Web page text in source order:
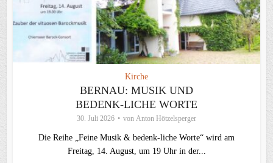
Kirche
BERNAU: MUSIK UND
BEDENK-LICHE WORTE
30. Juli 2026 von Anton Hötzelsperger
Die Reihe „Feine Musik & bedenk-liche Worte“ wird am
Freitag, 14. August, um 19 Uhr in der...